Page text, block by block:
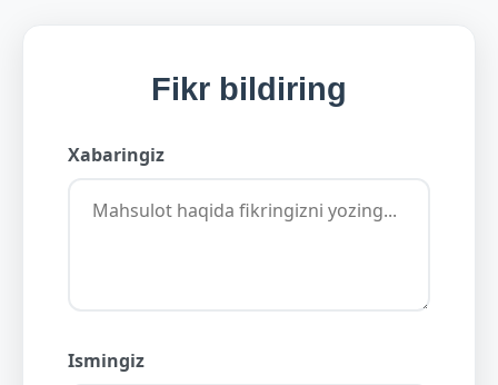
Fikr bildiring
Xabaringiz
Ismingiz